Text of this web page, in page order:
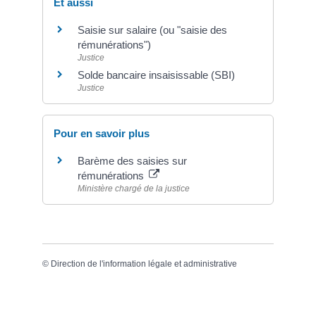
Saisie sur salaire (ou "saisie des
rémunérations")
Justice
Solde bancaire insaisissable (SBI)
Justice
Pour en savoir plus
Barème des saisies sur
rémunérations
Ministère chargé de la justice
© Direction de l'information légale et administrative